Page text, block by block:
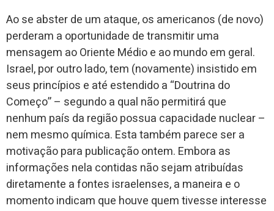
Ao se abster de um ataque, os americanos (de novo)
perderam a oportunidade de transmitir uma
mensagem ao Oriente Médio e ao mundo em geral.
Israel, por outro lado, tem (novamente) insistido em
seus princípios e até estendido a “Doutrina do
Começo” – segundo a qual não permitirá que
nenhum país da região possua capacidade nuclear –
nem mesmo química. Esta também parece ser a
motivação para publicação ontem. Embora as
informações nela contidas não sejam atribuídas
diretamente a fontes israelenses, a maneira e o
momento indicam que houve quem tivesse interesse